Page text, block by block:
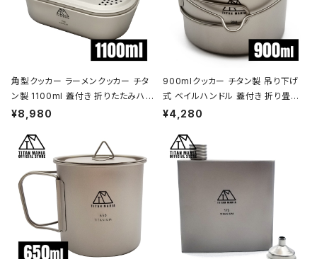
角型クッカー ラーメンクッカー チタ
ン製 1100ml 蓋付き 折りたたみハン
ドル付 超軽量 頑丈 直火OK 鍋 フラ
ンプ アウトドア キャンプ用品 収納袋
付き
¥8,980
900mlクッカー チタン製 吊り下げ
式 ベイルハンドル 蓋付き 折り畳み
ハンドル付き 超軽量 頑丈 直火OK
プ BBQ バーベキュー アウトドア キ
ャンプ用品 収納袋付き
¥4,280